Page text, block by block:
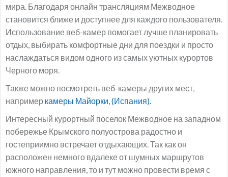
мира. Благодаря онлайн трансляциям Межводное
становится ближе и доступнее для каждого пользователя.
Использование веб-камер помогает лучше планировать
отдых, выбирать комфортные дни для поездки и просто
наслаждаться видом одного из самых уютных курортов
Черного моря.
Также можно посмотреть веб-камеры других мест,
например камеры Майорки, (Испания).
Интересный курортный поселок Межводное на западном
побережье Крымского полуострова радостно и
гостеприимно встречает отдыхающих. Так как он
расположен немного вдалеке от шумных маршрутов
южного направления, то и тут можно провести время с